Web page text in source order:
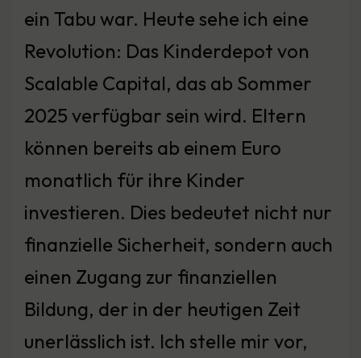
ein Tabu war. Heute sehe ich eine
Revolution: Das Kinderdepot von
Scalable Capital, das ab Sommer
2025 verfügbar sein wird. Eltern
können bereits ab einem Euro
monatlich für ihre Kinder
investieren. Dies bedeutet nicht nur
finanzielle Sicherheit, sondern auch
einen Zugang zur finanziellen
Bildung, der in der heutigen Zeit
unerlässlich ist. Ich stelle mir vor,